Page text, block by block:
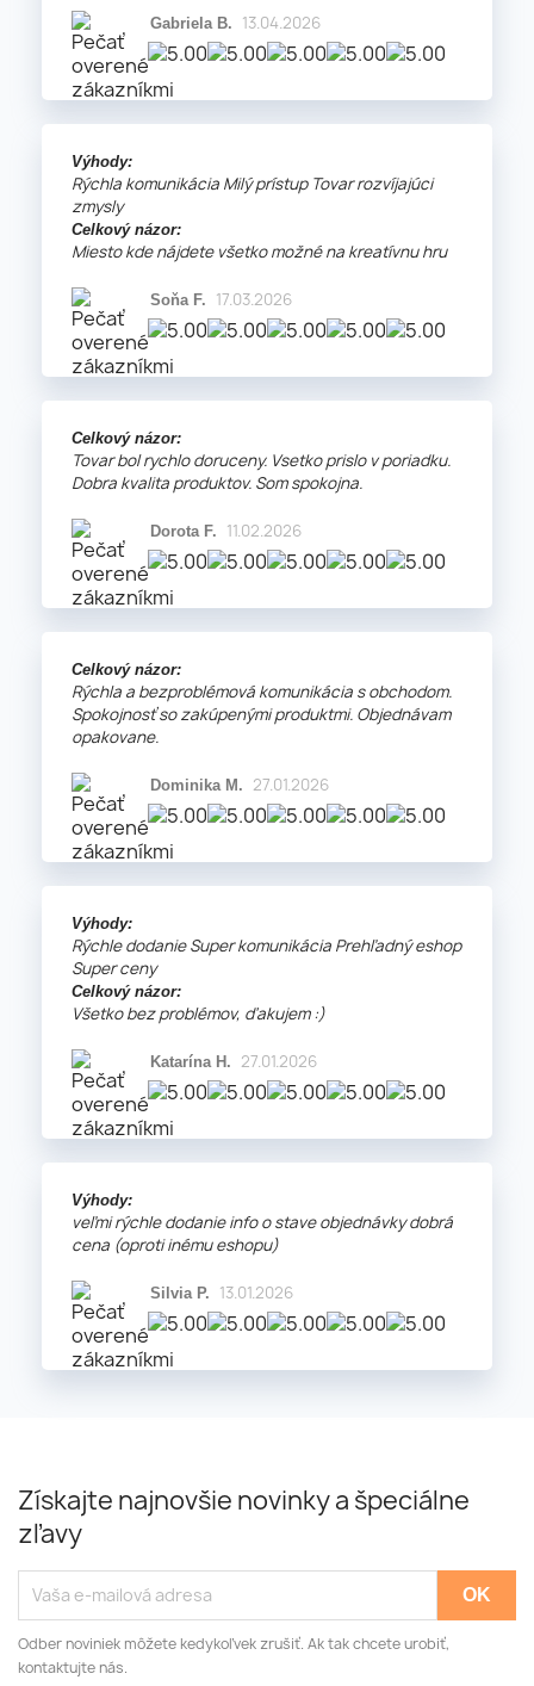
Gabriela B. 13.04.2026
Výhody:
Rýchla komunikácia Milý prístup Tovar rozvíjajúci
zmysly
Celkový názor:
Miesto kde nájdete všetko možné na kreatívnu hru
Soňa F. 17.03.2026
Celkový názor:
Tovar bol rychlo doruceny. Vsetko prislo v poriadku.
Dobra kvalita produktov. Som spokojna.
Dorota F. 11.02.2026
Celkový názor:
Rýchla a bezproblémová komunikácia s obchodom.
Spokojnosť so zakúpenými produktmi. Objednávam
opakovane.
Dominika M. 27.01.2026
Výhody:
Rýchle dodanie Super komunikácia Prehľadný eshop
Super ceny
Celkový názor:
Všetko bez problémov, ďakujem :)
Katarína H. 27.01.2026
Výhody:
veľmi rýchle dodanie info o stave objednávky dobrá
cena (oproti inému eshopu)
Silvia P. 13.01.2026
Získajte najnovšie novinky a špeciálne
zľavy
Odber noviniek môžete kedykoľvek zrušiť. Ak tak chcete urobiť,
kontaktujte nás.